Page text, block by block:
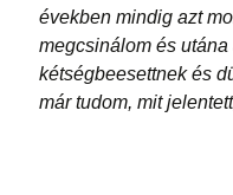
években mindig azt
megcsinálom és
kétségbeesettnek és
már tudom, mit